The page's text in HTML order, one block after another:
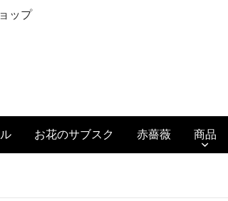
ップ
お花のサブスク 赤薔薇 商品